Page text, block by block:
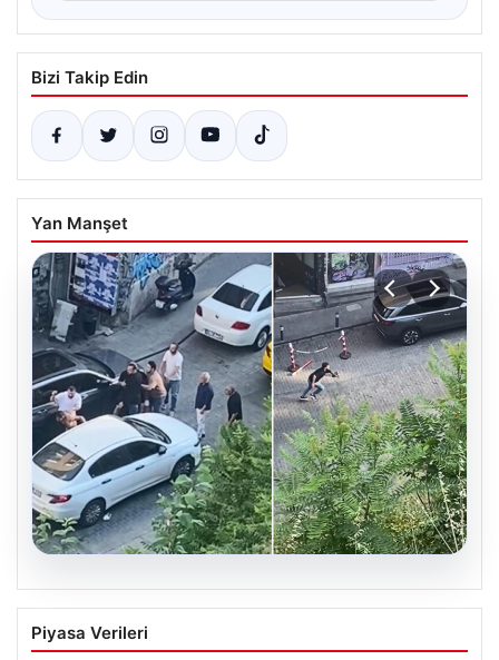
Bizi Takip Edin
Yan Manşet
05.08.2026
Beyoğlu’nda çıplak adam paniği.
Motosikletin önüne atladı, döve döve
Piyasa Verileri